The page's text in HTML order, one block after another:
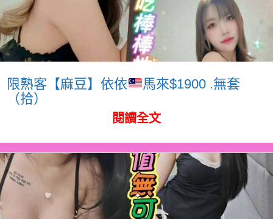
限熟客【麻豆】依依
馬來$1900 .無套
（拾）
閱讀全文